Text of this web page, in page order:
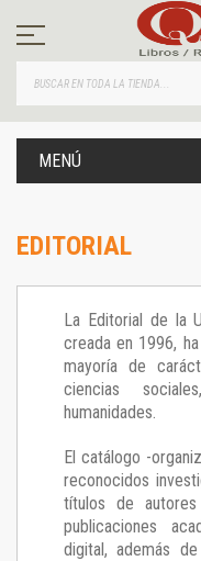
contenido
MENÚ
EDITORIAL
La Editorial de la
creada en 1996,
mayoría de
ciencias
humanidades.
El catálogo -
reconocidos
títulos de
publicaciones
digital, además